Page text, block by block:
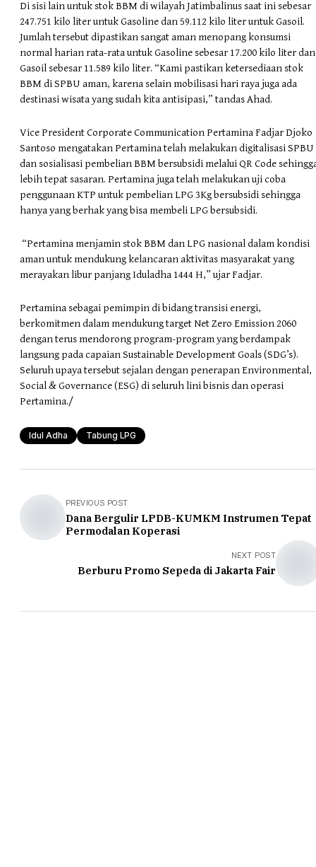
Di sisi lain untuk stok BBM di wilayah Jatimbalinus saat ini sebesar
247.751 kilo liter untuk Gasoline dan 59.112 kilo liter untuk Gasoil.
Jumlah tersebut dipastikan sangat aman menopang konsumsi
normal harian rata-rata untuk Gasoline sebesar 17.200 kilo liter dan
Gasoil sebesar 11.589 kilo liter. “Kami pastikan ketersediaan stok
BBM di SPBU aman, karena selain mobilisasi hari raya juga ada
destinasi wisata yang sudah kita antisipasi,” tandas Ahad.
Vice President Corporate Communication Pertamina Fadjar Djoko
Santoso mengatakan Pertamina telah melakukan digitalisasi SPBU
dan sosialisasi pembelian BBM bersubsidi melalui QR Code
lebih tepat sasaran. Pertamina juga telah melakukan uji coba
penggunaan KTP untuk pembelian LPG 3Kg bersubsidi sehingga
hanya yang berhak yang bisa membeli LPG bersubsidi.
“Pertamina menjamin stok BBM dan LPG nasional dalam kondisi
aman untuk mendukung kelancaran aktivitas masyarakat yang
merayakan libur panjang Iduladha 1444 H,” ujar Fadjar.
Pertamina sebagai pemimpin di bidang transisi energi,
berkomitmen dalam mendukung target Net Zero Emission 2060
dengan terus mendorong program-program yang berdampak
langsung pada capaian Sustainable Development Goals (SDG’s).
Seluruh upaya tersebut sejalan dengan penerapan Environmental,
Social & Governance (ESG) di seluruh lini bisnis dan operasi
Pertamina./
Idul Adha Tabung LPG
PREVIOUS POST
Dana Bergulir LPDB-KUMKM Instrumen Tepat
Permodalan Koperasi
NEXT POST
Berburu Promo Sepeda di Jakarta Fair